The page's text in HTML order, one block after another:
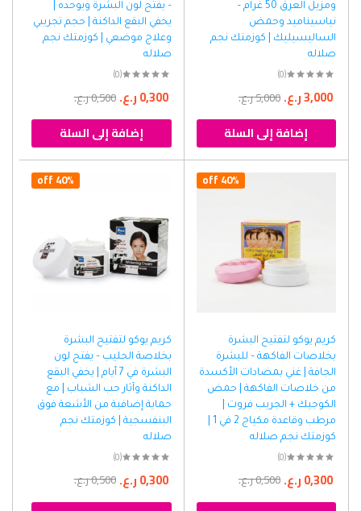
ومزيل العرق 50 غرام –
نياسيناميد وحمض
الساليسيليك | كوزمتك نجم
صلاله
(0)
5,000ر.ع. 3,000ر.ع.
إضافة إلى السلة
– يفتح لون البشرة ويوحده |
يخفي البقع الداكنة | حجم تجريبي
وعلاج موضعي | كوزمتك نجم
صلاله
(0)
0,500ر.ع. 0,300ر.ع.
إضافة إلى السلة
40% off
كريم يوكو لتفتيح البشرة
بخلاصات الفاكهة – للبشرة
الجافة | غني بمضادات الأكسدة
من خلاصات الفاكهة | حمض
الكوجيك + الجريب فروت |
كوزمتك نجم صلاله
(0)
0,500ر.ع. 0,300ر.ع.
40% off
كريم يوكو لتفتيح البشرة
بخلاصة الحليب – يفتح لون
البشرة في 7 أيام | يخفي البقع
الداكنة وآثار حب الشباب | مع
حماية إضافية من الأشعة فوق
البنفسجية | كوزمتك نجم
صلاله
(0)
0,500ر.ع. 0,300ر.ع.